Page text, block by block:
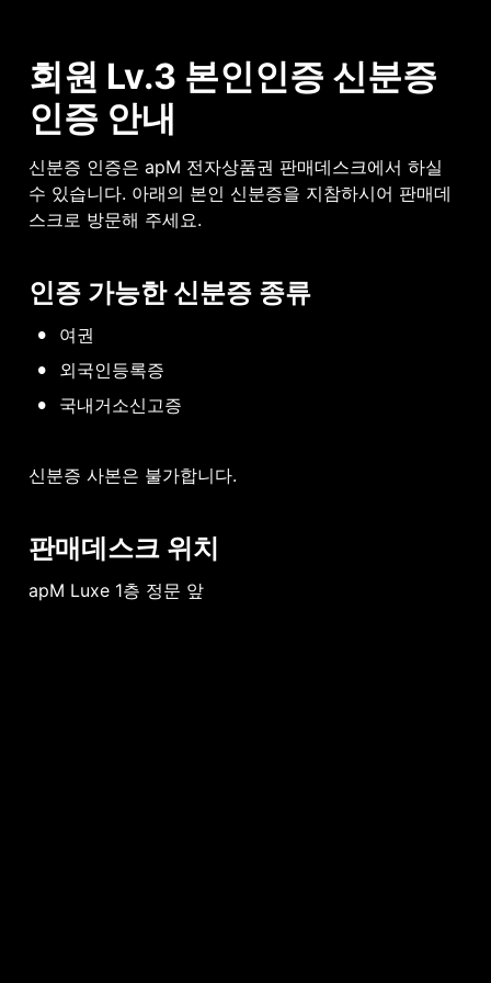
회원 Lv.3 본인인증 신분증
인증 안내
신분증 인증은 apM 전자상품권 판매데스크에서 하실
수 있습니다. 아래의 본인 신분증을 지참하시어 판매데
스크로 방문해 주세요.
인증 가능한 신분증 종류
• 여권
• 외국인등록증
• 국내거소신고증
신분증 사본은 불가합니다.
판매데스크 위치
apM Luxe 1층 정문 앞